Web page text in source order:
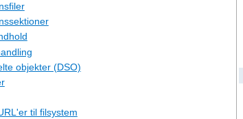
objekter (DSO)
til filsystem